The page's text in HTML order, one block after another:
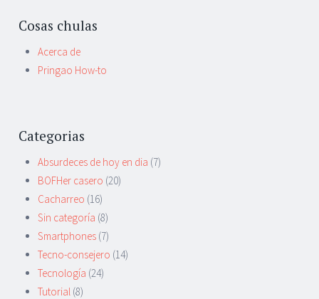
Cosas chulas
Acerca de
Pringao How-to
Categorias
Absurdeces de hoy en dia (7)
BOFHer casero (20)
Cacharreo (16)
Sin categoría (8)
Smartphones (7)
Tecno-consejero (14)
Tecnología (24)
Tutorial (8)